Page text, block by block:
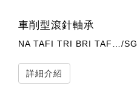
車削型滾針軸承
NA TAFI TRI BRI TAF…/SG
詳細介紹